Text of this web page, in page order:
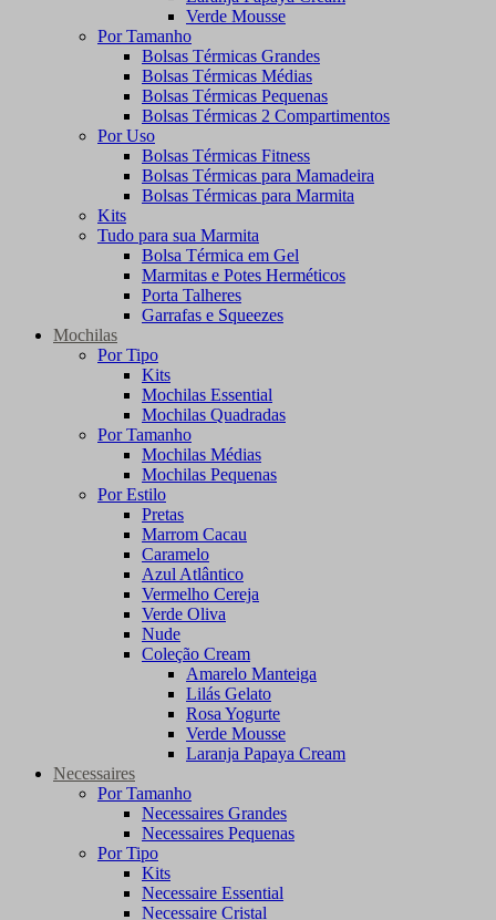
Verde Mousse
Por Tamanho
Bolsas Térmicas Grandes
Bolsas Térmicas Médias
Bolsas Térmicas Pequenas
Bolsas Térmicas 2 Compartimentos
Por Uso
Bolsas Térmicas Fitness
Bolsas Térmicas para Mamadeira
Bolsas Térmicas para Marmita
Kits
Tudo para sua Marmita
Bolsa Térmica em Gel
Marmitas e Potes Herméticos
Porta Talheres
Garrafas e Squeezes
Mochilas
Por Tipo
Kits
Mochilas Essential
Mochilas Quadradas
Por Tamanho
Mochilas Médias
Mochilas Pequenas
Por Estilo
Pretas
Marrom Cacau
Caramelo
Azul Atlântico
Vermelho Cereja
Verde Oliva
Nude
Coleção Cream
Amarelo Manteiga
Lilás Gelato
Rosa Yogurte
Verde Mousse
Laranja Papaya Cream
Necessaires
Por Tamanho
Necessaires Grandes
Necessaires Pequenas
Por Tipo
Kits
Necessaire Essential
Necessaire Cristal